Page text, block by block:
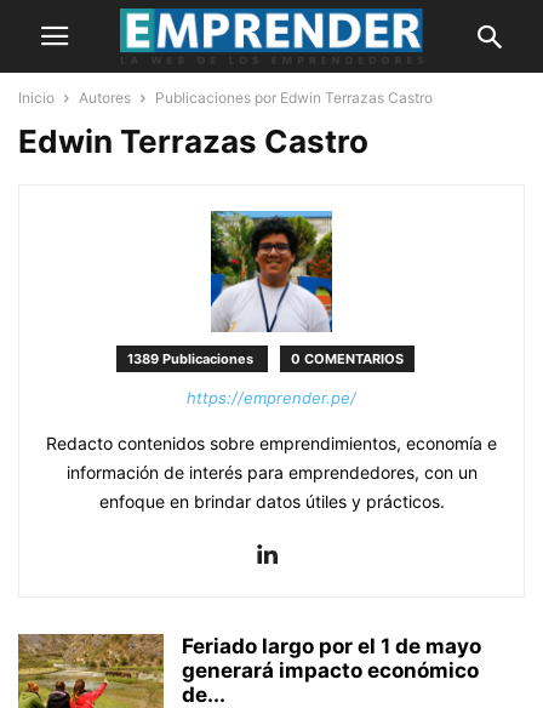
Inicio Autores Publicaciones por Edwin Terrazas Castro
Edwin Terrazas Castro
1389 Publicaciones 0 COMENTARIOS
https://emprender.pe/
Redacto contenidos sobre emprendimientos, economía e
información de interés para emprendedores, con un
enfoque en brindar datos útiles y prácticos.
Feriado largo por el 1 de mayo
generará impacto económico
de...